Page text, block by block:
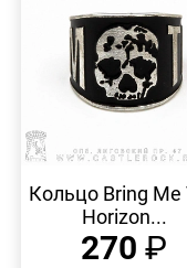
ПРОСМОТР
Кольцо Bring Me
Horizon...
270 ₽